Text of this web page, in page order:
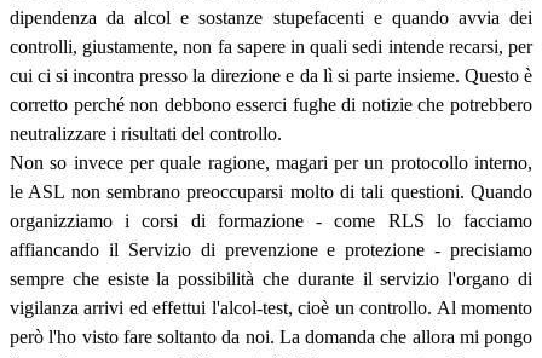
dipendenza da alcol e sostanze stupefacenti e quando avvia dei
controlli, giustamente, non fa sapere in quali sedi intende recarsi, per
cui ci si incontra presso la direzione e da lì si parte insieme. Questo è
corretto perché non debbono esserci fughe di notizie che potrebbero
neutralizzare i risultati del controllo.
Non so invece per quale ragione, magari per un protocollo interno,
le ASL non sembrano preoccuparsi molto di tali questioni. Quando
organizziamo i corsi di formazione - come RLS lo facciamo
affiancando il Servizio di prevenzione e protezione - precisiamo
sempre che esiste la possibilità che durante il servizio l'organo di
vigilanza arrivi ed effettui l'alcol-test, cioè un controllo. Al momento
però l'ho visto fare soltanto da noi. La domanda che allora mi pongo